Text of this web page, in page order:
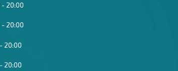
20:00
20:00
20:00
20:00